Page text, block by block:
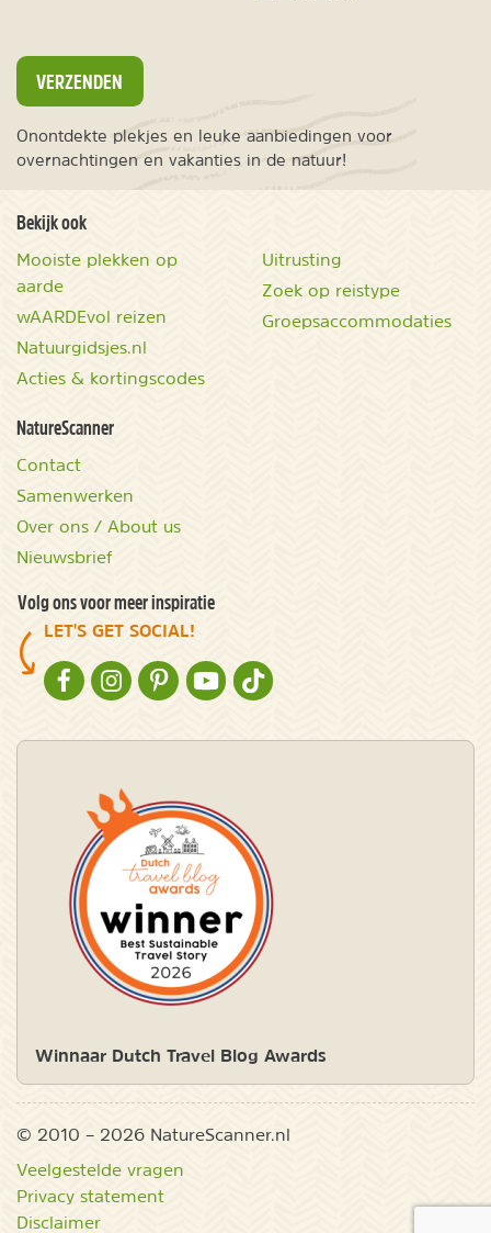
VERZENDEN
Onontdekte plekjes en leuke aanbiedingen voor
overnachtingen en vakanties in de natuur!
Bekijk ook
Mooiste plekken op
aarde
wAARDEvol reizen
Natuurgidsjes.nl
Acties & kortingscodes
Uitrusting
Zoek op reistype
Groepsaccommodaties
NatureScanner
Contact
Samenwerken
Over ons / About us
Nieuwsbrief
Volg ons voor meer inspiratie
LET'S GET SOCIAL!
NATURESCANNER OP FACEBOOK
NATURESCANNER OP INSTAGRAM
NATURESCANNER OP PINTEREST
NATURESCANNER OP YOUTUBE
NATURESCANNER OP TIKTOK
Winnaar Dutch Travel Blog Awards
© 2010 – 2026 NatureScanner.nl
Veelgestelde vragen
Privacy statement
Disclaimer